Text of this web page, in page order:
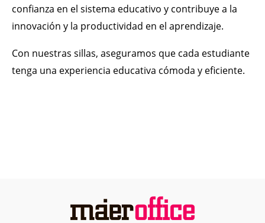
confianza en el sistema educativo y contribuye a la
innovación y la productividad en el aprendizaje.
Con nuestras sillas, aseguramos que cada estudiante
tenga una experiencia educativa cómoda y eficiente.